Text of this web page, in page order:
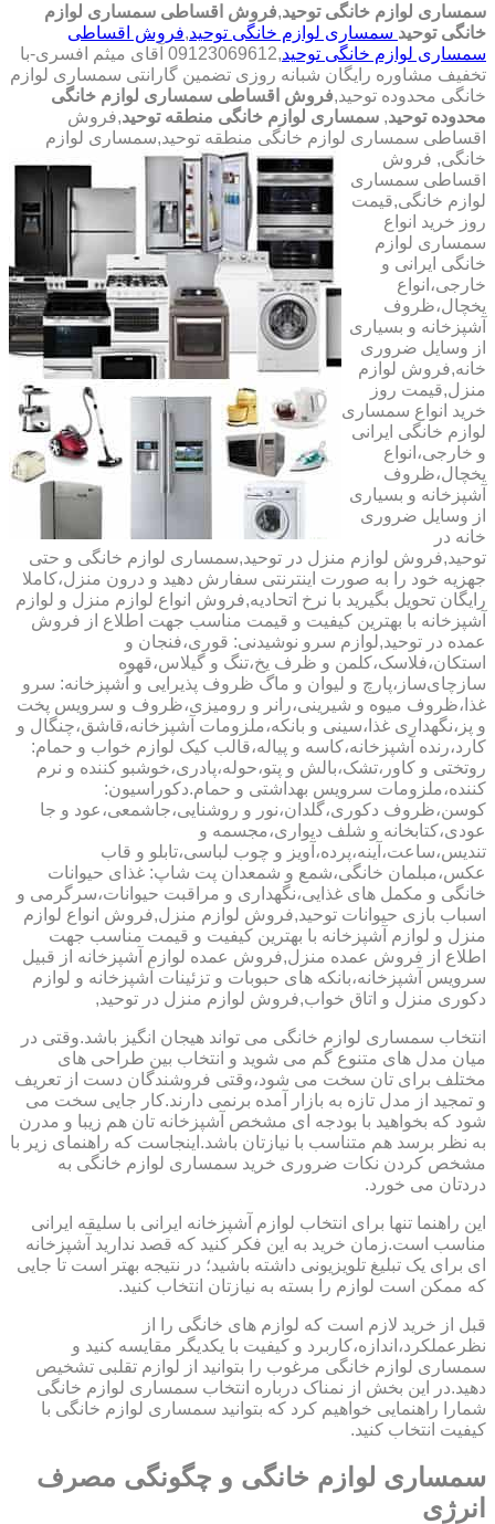
سمساری لوازم خانگی توحید,فروش اقساطی سمساری لوازم
خانگی توحید سمساری لوازم خانگی توحید,فروش اقساطی
سمساری لوازم خانگی توحید
,09123069612 آقای میثم افسری-با
تخفیف مشاوره رایگان شبانه روزی تضمین گارانتی سمساری لوازم
خانگی محدوده توحید,فروش اقساطی سمساری لوازم خانگی
محدوده توحید, سمساری لوازم خانگی منطقه توحید,فروش
اقساطی سمساری لوازم خانگی منطقه توحید,سمساری لوازم
خانگی, فروش
اقساطی سمساری
لوازم خانگی,قیمت
روز خرید انواع
سمساری لوازم
خانگی ایرانی و
خارجی،انواع
یخچال،ظروف
آشپزخانه و بسیاری
از وسایل ضروری
خانه,فروش لوازم
منزل,قیمت روز
خرید انواع سمساری
لوازم خانگی ایرانی
و خارجی،انواع
یخچال،ظروف
آشپزخانه و بسیاری
از وسایل ضروری
خانه در
توحید,فروش لوازم منزل در توحید,سمساری لوازم خانگی و حتی
جهزیه خود را به صورت اینترنتی سفارش دهید و درون منزل،کاملا
رایگان تحویل بگیرید با نرخ اتحادیه,فروش انواع لوازم منزل و لوازم
آشپزخانه با بهترین کیفیت و قیمت مناسب جهت اطلاع از فروش
عمده در توحید,لوازم سرو نوشیدنی: قوری،فنجان و
استکان،فلاسک،کلمن و ظرف یخ،تنگ و گیلاس،قهوه
سازچای‌ساز،پارچ و لیوان و ماگ ظروف پذیرایی و آشپزخانه: سرو
غذا،ظروف میوه و شیرینی،رانر و رومیزی،ظروف و سرویس پخت
و پز،نگهداری غذا،سینی و بانکه،ملزومات آشپزخانه،قاشق،چنگال و
کارد،رنده آشپزخانه،کاسه و پیاله،قالب کیک لوازم خواب و حمام:
روتختی و کاور،تشک،بالش و پتو،حوله،پادری،خوشبو کننده و نرم
کننده،ملزومات سرویس بهداشتی و حمام.دکوراسیون:
کوسن،ظروف دکوری،گلدان،نور و روشنایی،جاشمعی،عود و جا
عودی،کتابخانه و شلف دیواری،مجسمه و
تندیس،ساعت،آینه،پرده،آویز و چوب لباسی،تابلو و قاب
عکس،مبلمان خانگی،شمع و شمعدان پت شاپ: غذای حیوانات
خانگی و مکمل های غذایی،نگهداری و مراقبت حیوانات،سرگرمی و
اسباب بازی حیوانات توحید,فروش لوازم منزل,فروش انواع لوازم
منزل و لوازم آشپزخانه با بهترین کیفیت و قیمت مناسب جهت
اطلاع از فروش عمده منزل,فروش عمده لوازم آشپزخانه از قبیل
سرویس آشپزخانه،بانکه های حبوبات و تزئینات آشپزخانه و لوازم
دکوری منزل و اتاق خواب,فروش لوازم منزل در توحید,
انتخاب سمساری لوازم خانگی می تواند هیجان انگیز باشد.وقتی در
میان مدل های متنوع گم می شوید و انتخاب بین طراحی های
مختلف برای تان سخت می شود،وقتی فروشندگان دست از تعریف
و تمجید از مدل تازه به بازار آمده برنمی دارند.کار جایی سخت می
شود که بخواهید با بودجه ای مشخص آشپزخانه تان هم زیبا و مدرن
به نظر برسد هم متناسب با نیازتان باشد.اینجاست که راهنمای زیر با
مشخص کردن نکات ضروری خرید سمساری لوازم خانگی به
دردتان می خورد.
این راهنما تنها برای انتخاب لوازم آشپزخانه ایرانی با سلیقه ایرانی
مناسب است.زمان خرید به این فکر کنید که قصد ندارید آشپزخانه
ای برای یک تبلیغ تلویزیونی داشته باشید؛ در نتیجه بهتر است تا جایی
که ممکن است لوازم را بسته به نیازتان انتخاب کنید.
قبل از خرید لازم است که لوازم های خانگی را از
نظرعملکرد،اندازه،کاربرد و کیفیت با یکدیگر مقایسه کنید و
سمساری لوازم خانگی مرغوب را بتوانید از لوازم تقلبی تشخیص
دهید.در این بخش از نمناک درباره انتخاب سمساری لوازم خانگی
شمارا راهنمایی خواهیم کرد که بتوانید سمساری لوازم خانگی با
کیفیت انتخاب کنید.
سمساری لوازم خانگی و چگونگی مصرف
انرژی